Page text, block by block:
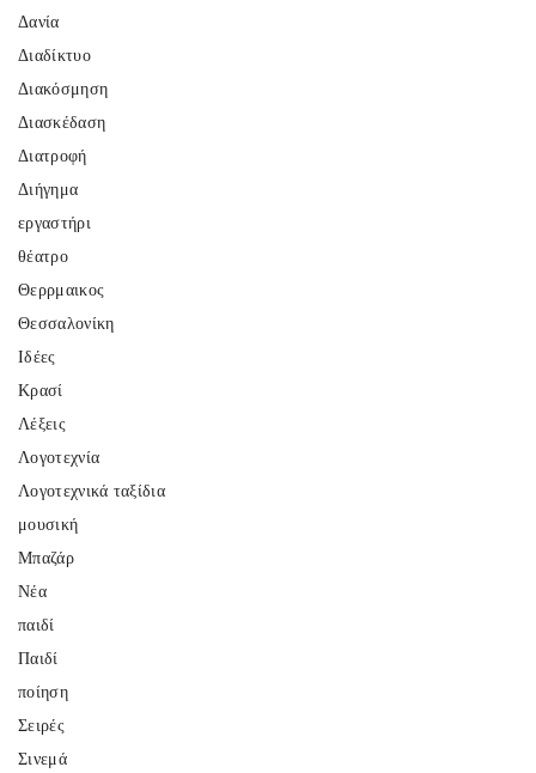
Δανία
Διαδίκτυο
Διακόσμηση
Διασκέδαση
Διατροφή
Διήγημα
εργαστήρι
θέατρο
Θερρμαικος
Θεσσαλονίκη
Ιδέες
Κρασί
Λέξεις
Λογοτεχνία
Λογοτεχνικά ταξίδια
μουσική
Μπαζάρ
Νέα
παιδί
Παιδί
ποίηση
Σειρές
Σινεμά